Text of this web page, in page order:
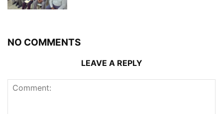
NO COMMENTS
LEAVE A REPLY